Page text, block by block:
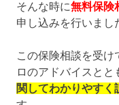
そんな時に無料保険
申し込みを行いまし
この保険相談を受
ロのアドバイスとと
関してわかりやすく